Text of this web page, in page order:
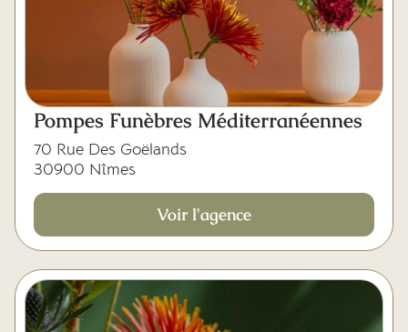
Pompes Funèbres Méditerranéennes
70 Rue Des Goëlands
30900 Nîmes
Voir l'agence